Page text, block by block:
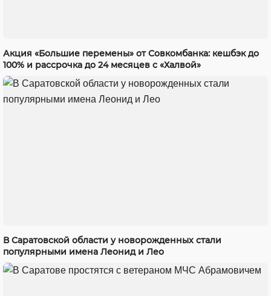
Акция «Большие перемены» от Совкомбанка: кешбэк до
100% и рассрочка до 24 месяцев с «Халвой»
В Саратовской области у новорожденных стали
популярными имена Леонид и Лео